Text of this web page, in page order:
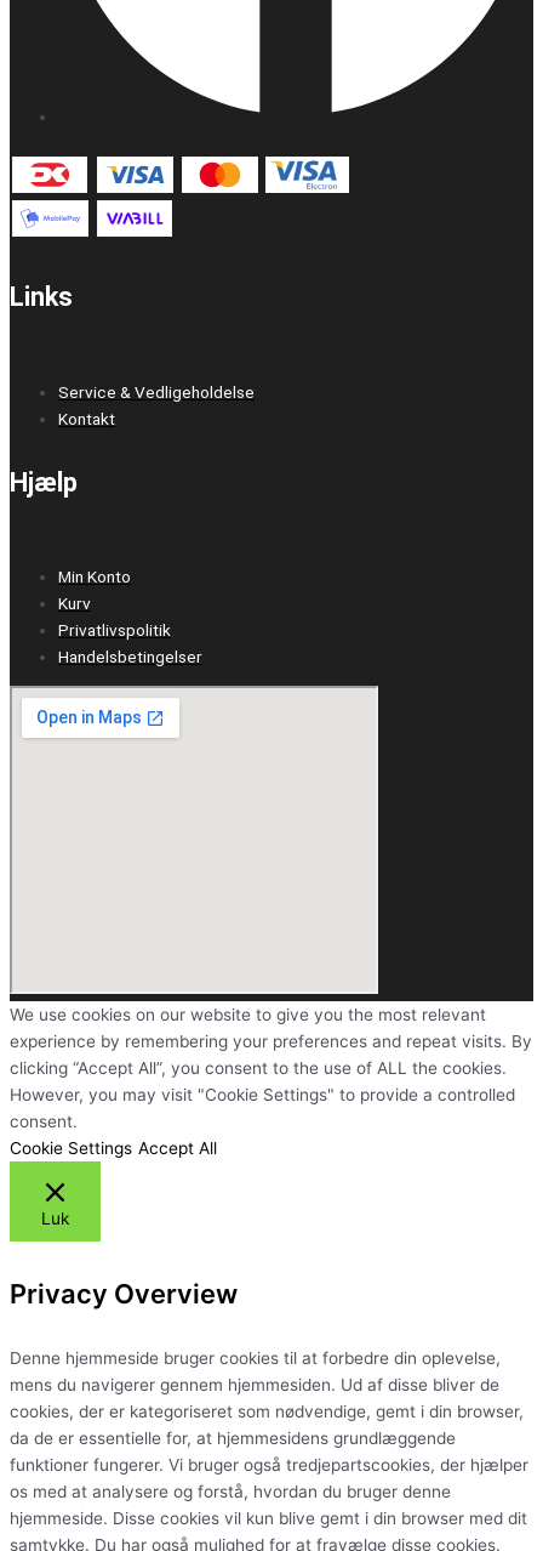
Links
Service & Vedligeholdelse
Kontakt
Hjælp
Min Konto
Kurv
Privatlivspolitik
Handelsbetingelser
We use cookies on our website to give you the most relevant
experience by remembering your preferences and repeat visits. By
clicking “Accept All”, you consent to the use of ALL the cookies.
However, you may visit "Cookie Settings" to provide a controlled
consent.
Cookie Settings Accept All
Luk
Privacy Overview
Denne hjemmeside bruger cookies til at forbedre din oplevelse,
mens du navigerer gennem hjemmesiden. Ud af disse bliver de
cookies, der er kategoriseret som nødvendige, gemt i din browser,
da de er essentielle for, at hjemmesidens grundlæggende
funktioner fungerer. Vi bruger også tredjepartscookies, der hjælper
os med at analysere og forstå, hvordan du bruger denne
hjemmeside. Disse cookies vil kun blive gemt i din browser med dit
samtykke. Du har også mulighed for at fravælge disse cookies.